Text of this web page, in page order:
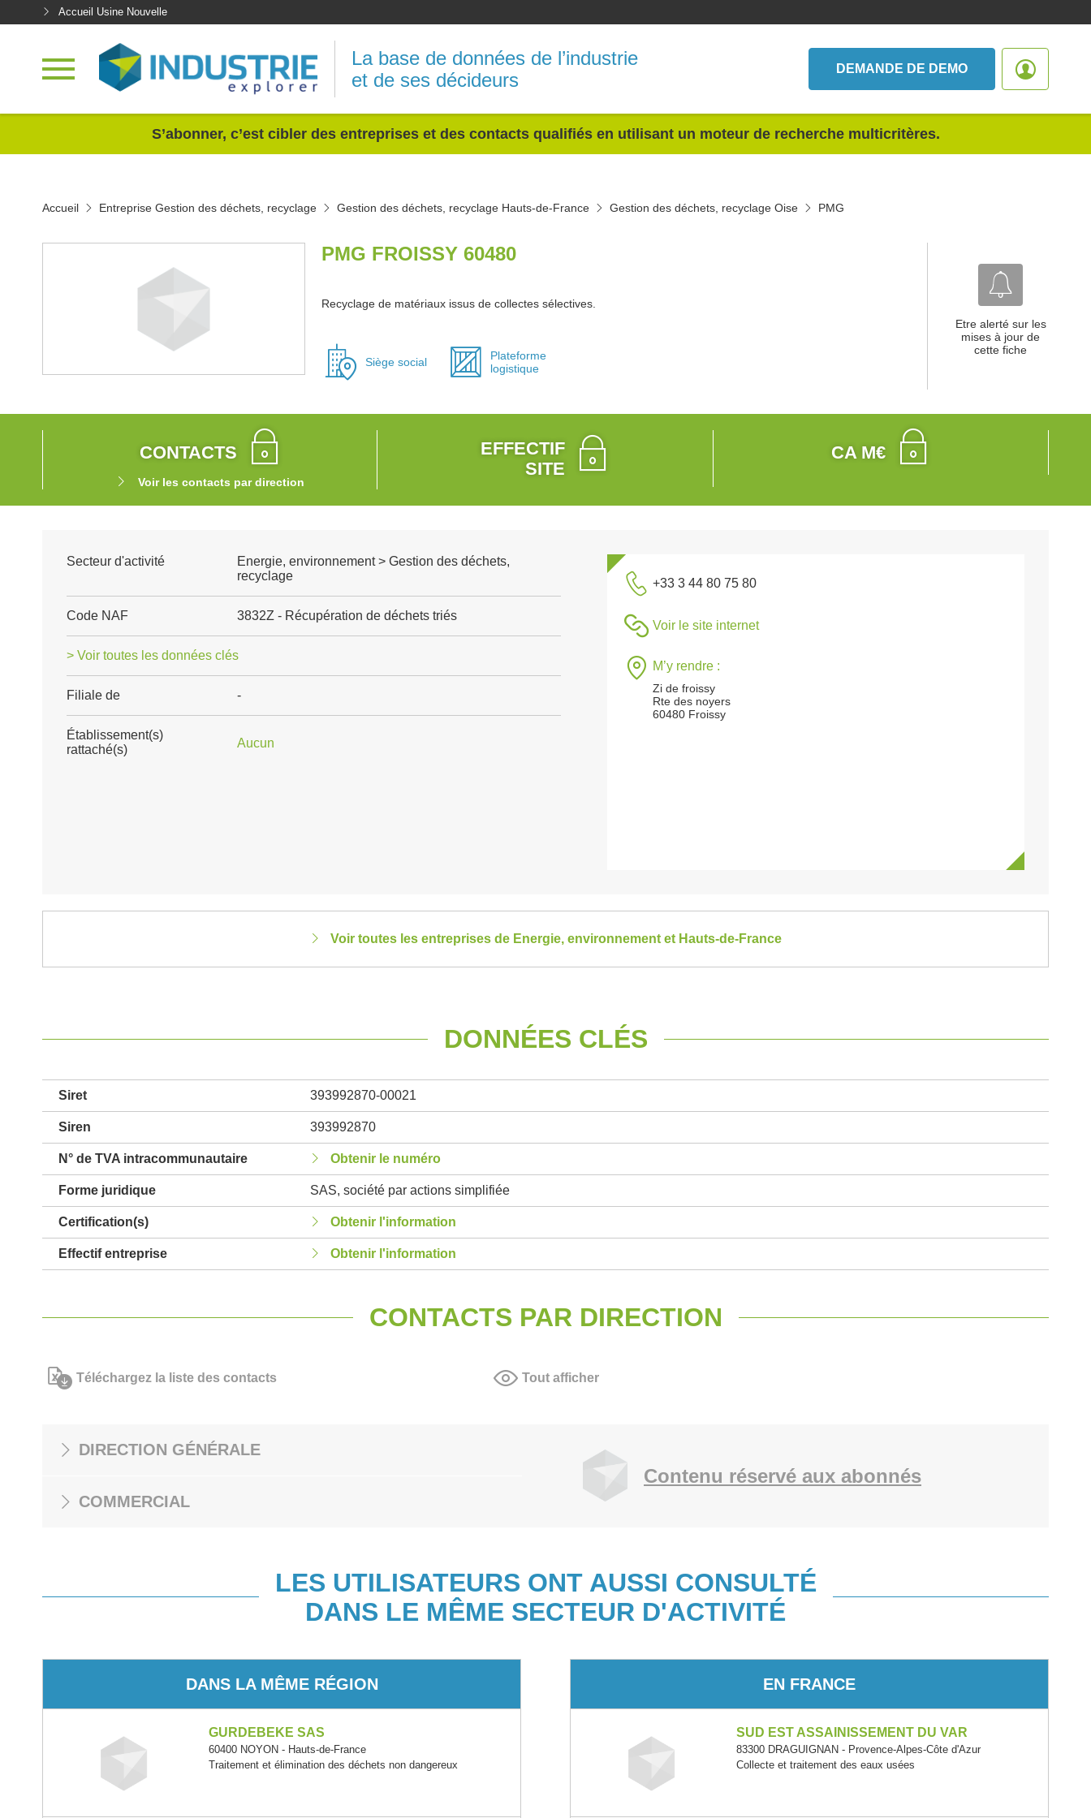
Accueil Usine Nouvelle
La base de données de l’industrie
et de ses décideurs
DEMANDE DE DEMO
S’abonner, c’est cibler des entreprises et des contacts qualifiés en utilisant un moteur de recherche multicritères.
Accueil Entreprise Gestion des déchets, recyclage Gestion des déchets, recyclage Hauts-de-France Gestion des déchets, recyclage Oise PMG
PMG FROISSY 60480
Recyclage de matériaux issus de collectes sélectives.
Siège social
Plateforme
logistique
Etre alerté sur les
mises à jour de
cette fiche
CONTACTS
Voir les contacts par direction
EFFECTIF
SITE
CA M€
Secteur d'activité
Energie, environnement > Gestion des déchets,
recyclage
Code NAF 3832Z - Récupération de déchets triés
> Voir toutes les données clés
Filiale de -
Établissement(s)
rattaché(s)
Aucun
+33 3 44 80 75 80
Voir le site internet
M’y rendre :
Zi de froissy
Rte des noyers
60480 Froissy
Voir toutes les entreprises de Energie, environnement et Hauts-de-France
DONNÉES CLÉS
Siret 393992870-00021
Siren 393992870
N° de TVA intracommunautaire Obtenir le numéro
Forme juridique SAS, société par actions simplifiée
Certification(s) Obtenir l'information
Effectif entreprise Obtenir l'information
CONTACTS PAR DIRECTION
Téléchargez la liste des contacts Tout afficher
DIRECTION GÉNÉRALE
COMMERCIAL
Contenu réservé aux abonnés
LES UTILISATEURS ONT AUSSI CONSULTÉ
DANS LE MÊME SECTEUR D'ACTIVITÉ
DANS LA MÊME RÉGION
GURDEBEKE SAS
60400 NOYON - Hauts-de-France
Traitement et élimination des déchets non dangereux
EN FRANCE
SUD EST ASSAINISSEMENT DU VAR
83300 DRAGUIGNAN - Provence-Alpes-Côte d'Azur
Collecte et traitement des eaux usées